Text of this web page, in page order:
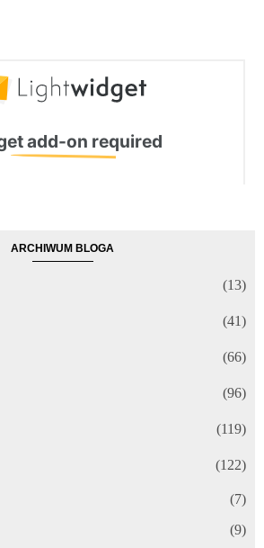
ARCHIWUM BLOGA
(13)
(41)
(66)
(96)
(119)
(122)
(7)
(9)